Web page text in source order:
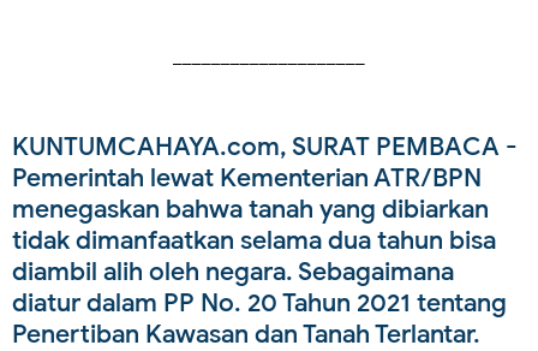
KUNTUMCAHAYA.com, SURAT PEMBACA -
Pemerintah lewat Kementerian ATR/BPN
menegaskan bahwa tanah yang dibiarkan
tidak dimanfaatkan selama dua tahun bisa
diambil alih oleh negara. Sebagaimana
diatur dalam PP No. 20 Tahun 2021 tentang
Penertiban Kawasan dan Tanah Terlantar.